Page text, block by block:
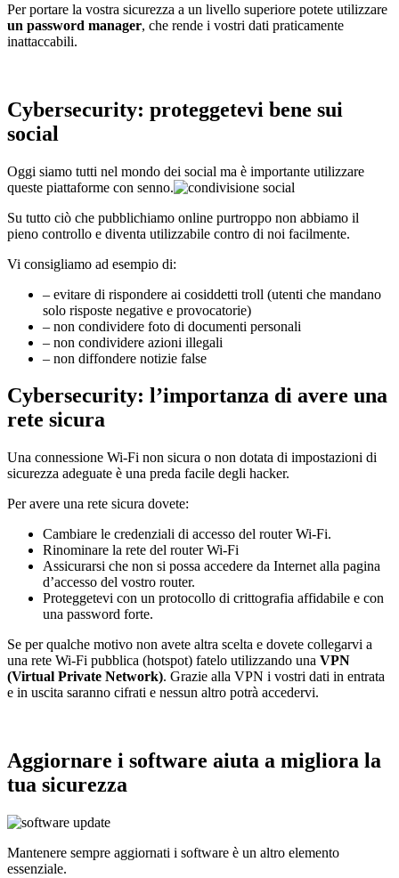
Per portare la vostra sicurezza a un livello superiore potete utilizzare
un password manager, che rende i vostri dati praticamente
inattaccabili.
Cybersecurity: proteggetevi bene sui
social
Oggi siamo tutti nel mondo dei social ma è importante utilizzare
queste piattaforme con senno.
Su tutto ciò che pubblichiamo online purtroppo non abbiamo il
pieno controllo e diventa utilizzabile contro di noi facilmente.
Vi consigliamo ad esempio di:
– evitare di rispondere ai cosiddetti troll (utenti che mandano
solo risposte negative e provocatorie)
– non condividere foto di documenti personali
– non condividere azioni illegali
– non diffondere notizie false
Cybersecurity: l’importanza di avere una
rete sicura
Una connessione Wi-Fi non sicura o non dotata di impostazioni di
sicurezza adeguate è una preda facile degli hacker.
Per avere una rete sicura dovete:
Cambiare le credenziali di accesso del router Wi-Fi.
Rinominare la rete del router Wi-Fi
Assicurarsi che non si possa accedere da Internet alla pagina
d’accesso del vostro router.
Proteggetevi con un protocollo di crittografia affidabile e con
una password forte.
Se per qualche motivo non avete altra scelta e dovete collegarvi a
una rete Wi-Fi pubblica (hotspot) fatelo utilizzando una VPN
(Virtual Private Network). Grazie alla VPN i vostri dati in entrata
e in uscita saranno cifrati e nessun altro potrà accedervi.
Aggiornare i software aiuta a migliora la
tua sicurezza
Mantenere sempre aggiornati i software è un altro elemento
essenziale.